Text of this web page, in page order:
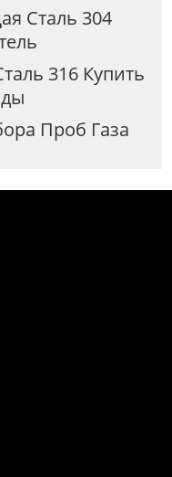
Сталь 304
316 Купить
Проб Газа